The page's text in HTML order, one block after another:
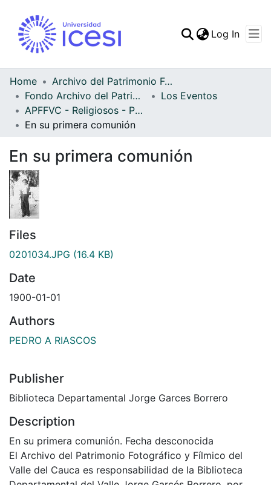
Statistics
Log In
Home
Archivo del Patrimonio Fotográfico y Fílmico del Valle del Cauca
Fondo Archivo del Patrimonio Fotográfico y Fílmico del Valle del Cauca
Los Eventos
APFFVC - Religiosos - Patrimonial
En su primera comunión
En su primera comunión
Files
0201034.JPG (16.4 KB)
Date
1900-01-01
Authors
PEDRO A RIASCOS
Publisher
Biblioteca Departamental Jorge Garces Borrero
Description
En su primera comunión. Fecha desconocida
El Archivo del Patrimonio Fotográfico y Fílmico del
Valle del Cauca es responsabilidad de la Biblioteca